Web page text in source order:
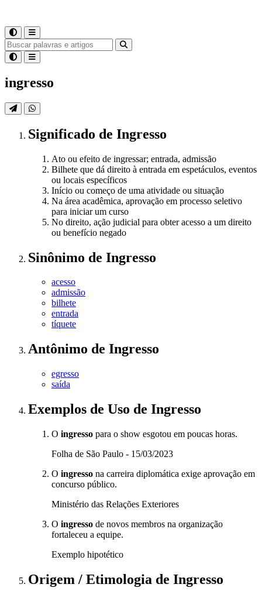
ingresso
Significado de Ingresso
Ato ou efeito de ingressar; entrada, admissão
Bilhete que dá direito à entrada em espetáculos, eventos
ou locais específicos
Início ou começo de uma atividade ou situação
Na área acadêmica, aprovação em processo seletivo
para iniciar um curso
No direito, ação judicial para obter acesso a um direito
ou benefício negado
Sinônimo de Ingresso
acesso
admissão
bilhete
entrada
tíquete
Antônimo de Ingresso
egresso
saída
Exemplos de Uso de Ingresso
O ingresso para o show esgotou em poucas horas.
Folha de São Paulo - 15/03/2023
O ingresso na carreira diplomática exige aprovação em
concurso público.
Ministério das Relações Exteriores
O ingresso de novos membros na organização
fortaleceu a equipe.
Exemplo hipotético
Origem / Etimologia de Ingresso